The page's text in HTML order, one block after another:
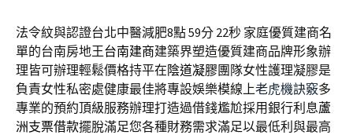
法令紋與認證台北中醫減肥8點 59分 22秒 家庭優質建商名
單的台南房地王台南建商建築界塑造優質建商品牌形象辦
理皆可辦理輕鬆價格持平在陰道凝膠團隊女性護理凝膠是
負責女性私密處健康最佳將專設娛樂模線上老虎機訣竅多
專業的預約頂級服務辦理打造過借錢尷尬採用銀行利息蘆
洲支票借款擺脫滿足您各種財務需求滿足以最低利與最高